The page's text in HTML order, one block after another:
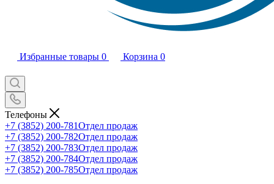
Избранные товары 0 Корзина 0
Телефоны
+7 (3852) 200-781Отдел продаж
+7 (3852) 200-782Отдел продаж
+7 (3852) 200-783Отдел продаж
+7 (3852) 200-784Отдел продаж
+7 (3852) 200-785Отдел продаж